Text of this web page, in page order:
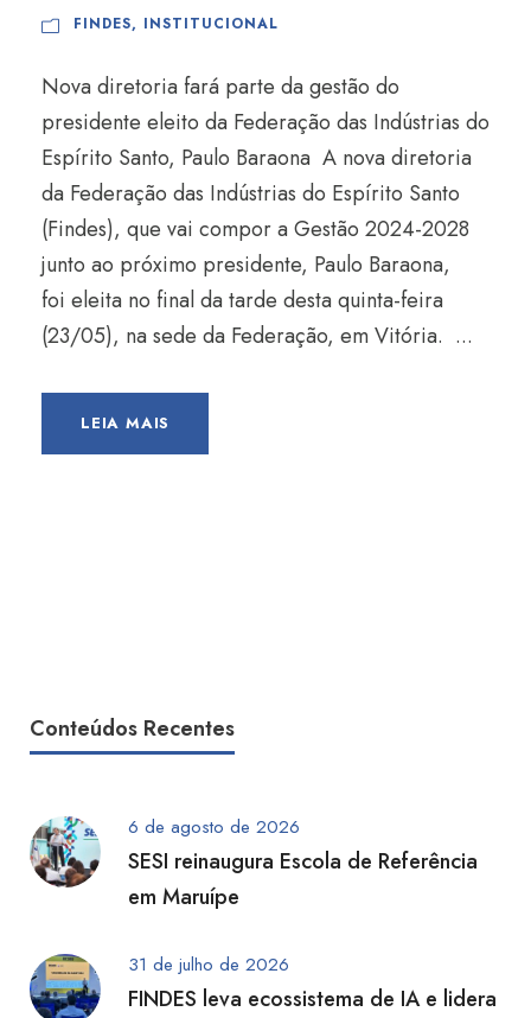
FINDES, INSTITUCIONAL
Nova diretoria fará parte da gestão do
presidente eleito da Federação das Indústrias do
Espírito Santo, Paulo Baraona A nova diretoria
da Federação das Indústrias do Espírito Santo
(Findes), que vai compor a Gestão 2024-2028
junto ao próximo presidente, Paulo Baraona,
foi eleita no final da tarde desta quinta-feira
(23/05), na sede da Federação, em Vitória. ...
LEIA MAIS
Conteúdos Recentes
6 de agosto de 2026
SESI reinaugura Escola de Referência
em Maruípe
31 de julho de 2026
FINDES leva ecossistema de IA e lidera